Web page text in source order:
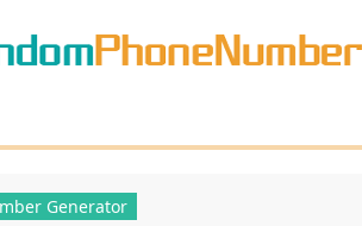
Generator